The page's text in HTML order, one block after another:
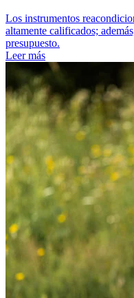
Los instrumentos
altamente calificados;
presupuesto.
Leer más